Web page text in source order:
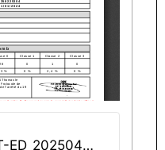
RC-ET-ED_20250410-130834_1